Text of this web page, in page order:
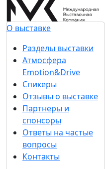
О выставке
Разделы выставки
Атмосфера
Emotion&Drive
Спикеры
Отзывы о выставке
Партнеры и
спонсоры
Ответы на частые
вопросы
Контакты